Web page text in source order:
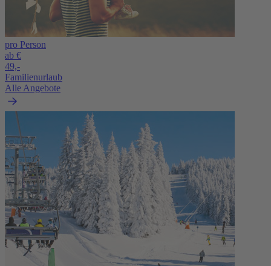
pro Person
ab €
49,-
Familienurlaub
Alle Angebote